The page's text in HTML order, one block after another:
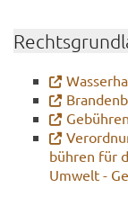
büh­ren für
Um­welt -